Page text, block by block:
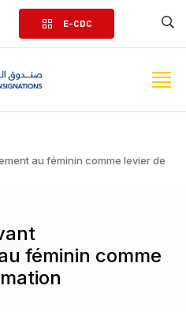
Aller
contenu
principal
E-CDC
au féminin comme levier de
féminin comme